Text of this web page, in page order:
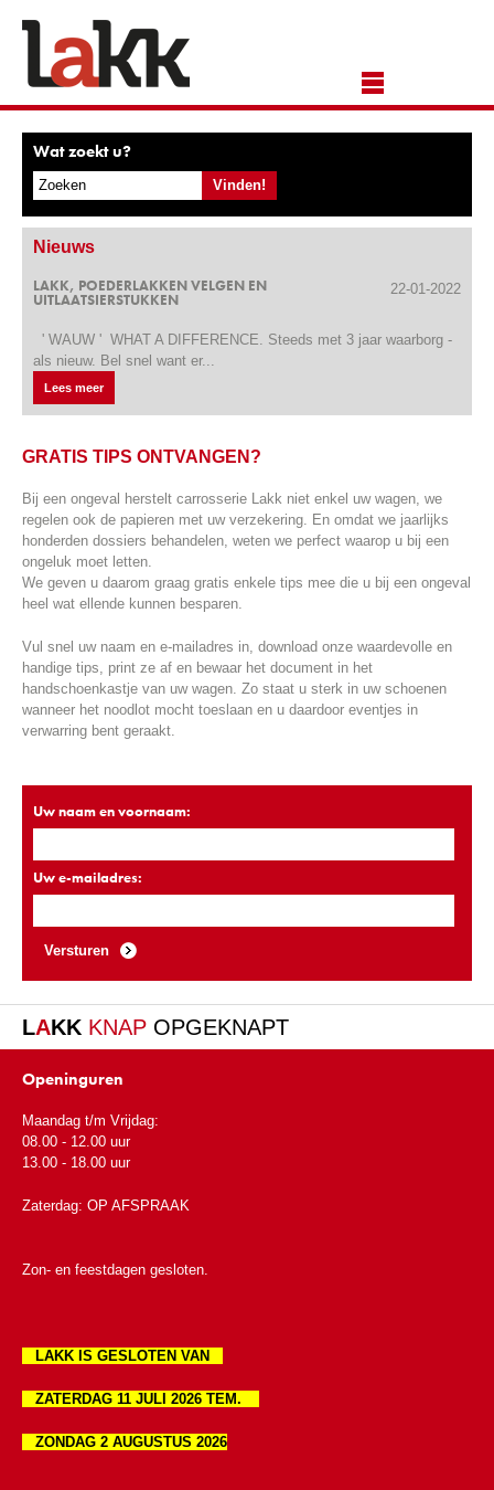
Wat zoekt u?
Nieuws
22-01-2022
LAKK, POEDERLAKKEN VELGEN EN
UITLAATSIERSTUKKEN
' WAUW ' WHAT A DIFFERENCE. Steeds met 3 jaar waarborg -
als nieuw. Bel snel want er...
Lees meer
GRATIS TIPS ONTVANGEN?
Bij een ongeval herstelt carrosserie Lakk niet enkel uw wagen, we
regelen ook de papieren met uw verzekering. En omdat we jaarlijks
honderden dossiers behandelen, weten we perfect waarop u bij een
ongeluk moet letten.
We geven u daarom graag gratis enkele tips mee die u bij een ongeval
heel wat ellende kunnen besparen.
Vul snel uw naam en e-mailadres in, download onze waardevolle en
handige tips, print ze af en bewaar het document in het
handschoenkastje van uw wagen. Zo staat u sterk in uw schoenen
wanneer het noodlot mocht toeslaan en u daardoor eventjes in
verwarring bent geraakt.
Uw naam en voornaam:
Uw e-mailadres:
Versturen
LAKK KNAP OPGEKNAPT
Openinguren
Maandag t/m Vrijdag:
08.00 - 12.00 uur
13.00 - 18.00 uur
Zaterdag: OP AFSPRAAK
Zon- en feestdagen gesloten.
LAKK IS GESLOTEN VAN
ZATERDAG 11 JULI 2026 TEM.
ZONDAG 2 AUGUSTUS 2026